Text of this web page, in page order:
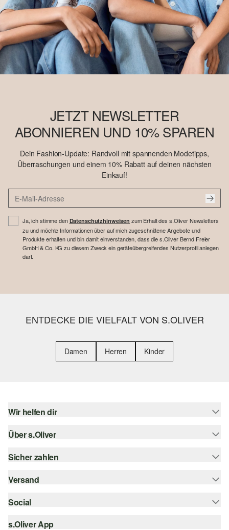
JETZT NEWSLETTER
ABONNIEREN UND 10% SPAREN
Dein Fashion-Update: Randvoll mit spannenden Modetipps,
Überraschungen und einem 10% Rabatt auf deinen nächsten
Einkauf!
Ja, ich stimme den Datenschutzhinweisen zum Erhalt des s.Oliver Newsletters
zu und möchte Informationen über auf mich zugeschnittene Angebote und
Produkte erhalten und bin damit einverstanden, dass die s.Oliver Bernd Freier
GmbH & Co. KG zu diesem Zweck ein geräteübergreifendes Nutzerprofil anlegen
darf.
ENTDECKE DIE VIELFALT VON S.OLIVER
Damen Herren Kinder
Wir helfen dir
Hilfe & FAQ
Größenberatung
Top-Kategorien
Bestellung widerrufen
Über s.Oliver
s.Oliver Magazin
Whatsapp
Sicher zahlen
Rechnung
Kreditkarte
Versand
Sendungsverfolgung
DHL
Social
instagram
s.Oliver App